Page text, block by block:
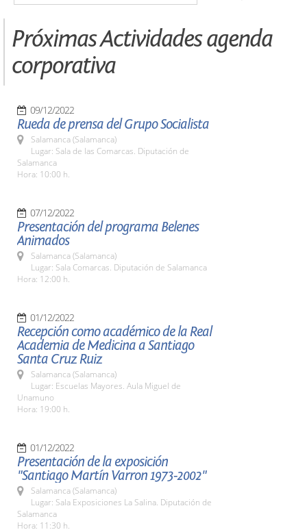
Próximas Actividades agenda
corporativa
09/12/2022
Rueda de prensa del Grupo Socialista
Salamanca (Salamanca)
Lugar: Sala de las Comarcas. Diputación de
Salamanca
Hora: 10:00 h.
07/12/2022
Presentación del programa Belenes
Animados
Salamanca (Salamanca)
Lugar: Sala Comarcas. Diputación de Salamanca
Hora: 12:00 h.
01/12/2022
Recepción como académico de la Real
Academia de Medicina a Santiago
Santa Cruz Ruiz
Salamanca (Salamanca)
Lugar: Escuelas Mayores. Aula Miguel de
Unamuno
Hora: 19:00 h.
01/12/2022
Presentación de la exposición
"Santiago Martín Varron 1973-2002"
Salamanca (Salamanca)
Lugar: Sala Exposiciones La Salina. Diputación de
Salamanca
Hora: 11:30 h.